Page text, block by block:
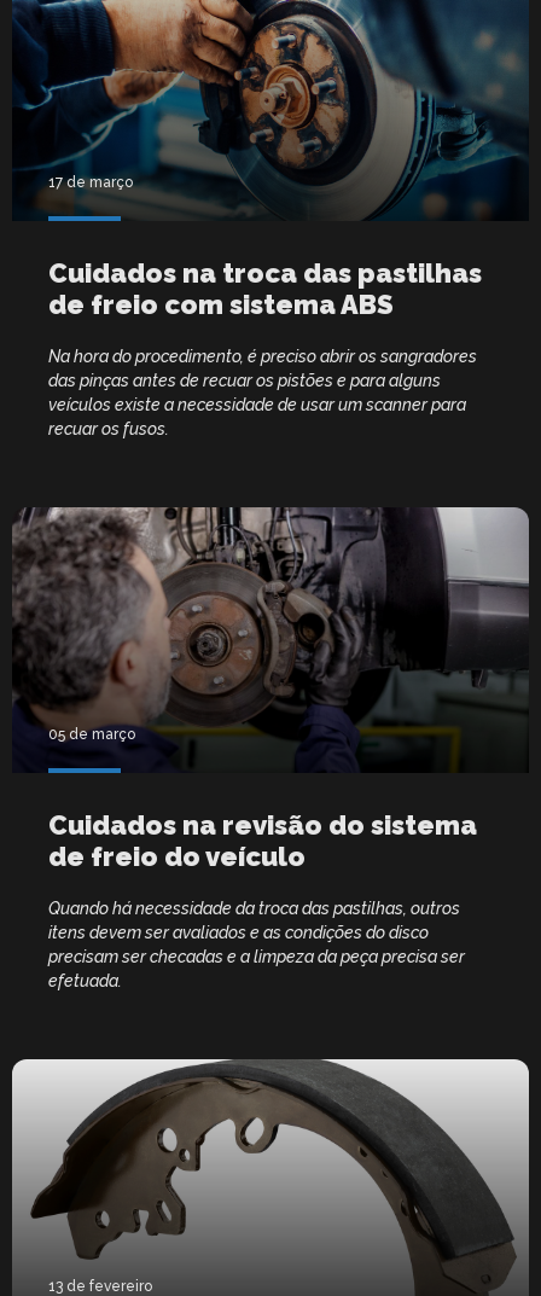
17 de março
Cuidados na troca das pastilhas
de freio com sistema ABS
Na hora do procedimento, é preciso abrir os sangradores
das pinças antes de recuar os pistões e para alguns
veículos existe a necessidade de usar um scanner para
recuar os fusos.
05 de março
Cuidados na revisão do sistema
de freio do veículo
Quando há necessidade da troca das pastilhas, outros
itens devem ser avaliados e as condições do disco
precisam ser checadas e a limpeza da peça precisa ser
efetuada.
13 de fevereiro